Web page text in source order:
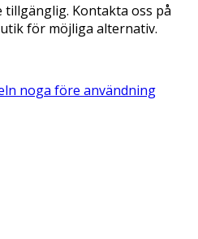
Kontakta oss på
för möjliga alternativ.
noga före användning